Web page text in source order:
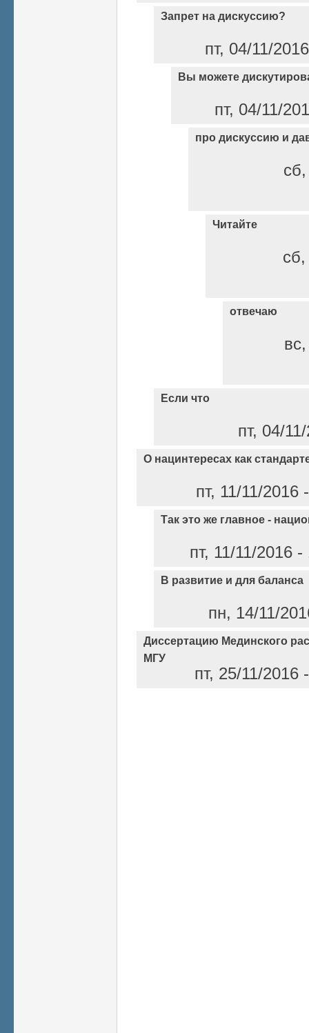
Запрет на дискуссию?
пт, 04/11/
Вы можете
пт, 04/11/
про дискуссию и
Читайте
отвечаю
Если что
пт, 04/
О нацинтересах как
пт, 11/11/
Так это же главное -
пт, 11/11/2016
В развитие и для баланса
пн, 14/11/
Диссертацию Мединского
МГУ
пт, 25/11/